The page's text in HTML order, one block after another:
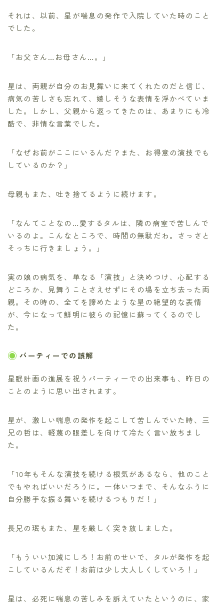
それは、以前、星が喘息の発作で入院していた時のこと
でした。
「お父さん…お母さん…。」
星は、両親が自分のお見舞いに来てくれたのだと信じ、
病気の苦しさも忘れて、嬉しそうな表情を浮かべていま
した。しかし、父親から返ってきたのは、あまりにも冷
酷で、非情な言葉でした。
「なぜお前がここにいるんだ？また、お得意の演技でも
しているのか？」
母親もまた、吐き捨てるように続けます。
「なんてことなの…愛するタルは、隣の病室で苦しんで
いるのよ。こんなところで、時間の無駄だわ。さっさと
そっちに行きましょう。」
実の娘の病気を、単なる「演技」と決めつけ、心配する
どころか、見舞うことさえせずにその場を立ち去った両
親。その時の、全てを諦めたような星の絶望的な表情
が、今になって鮮明に彼らの記憶に蘇ってくるのでし
た。
パーティーでの誤解
星眠計画の進展を祝うパーティーでの出来事も、昨日の
ことのように思い出されます。
星が、激しい喘息の発作を起こして苦しんでいた時、三
兄の哲は、軽蔑の眼差しを向けて冷たく言い放ちまし
た。
「10年もそんな演技を続ける根気があるなら、他のこと
でもやればいいだろうに。一体いつまで、そんなふうに
自分勝手な振る舞いを続けるつもりだ！」
長兄の珉もまた、星を厳しく突き放しました。
「もういい加減にしろ！お前のせいで、タルが発作を起
こしているんだぞ！お前は少し大人しくしていろ！」
星は、必死に喘息の苦しみを訴えていたというのに、家